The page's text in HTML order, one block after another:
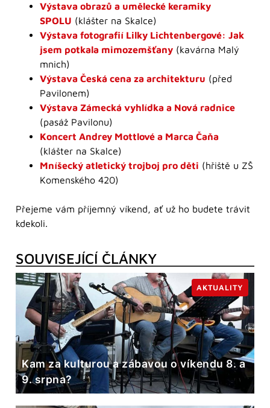
Výstava obrazů a umělecké keramiky
SPOLU (klášter na Skalce)
Výstava fotografií Lilky Lichtenbergové: Jak
jsem potkala mimozemšťany (kavárna Malý
mnich)
Výstava Česká cena za architekturu (před
Pavilonem)
Výstava Zámecká vyhlídka a Nová radnice
(pasáž Pavilonu)
Koncert Andrey Mottlové a Marca Čaňa
(klášter na Skalce)
Mníšecký atletický trojboj pro děti (hřiště u ZŠ
Komenského 420)
Přejeme vám příjemný víkend, ať už ho budete trávit
kdekoli.
SOUVISEJÍCÍ ČLÁNKY
Kam za kulturou a zábavou o víkendu 8. a
9. srpna?
AKTUALITY